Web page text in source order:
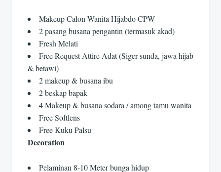
Makeup Calon Wanita Hijabdo CPW
2 pasang busana pengantin (termasuk akad)
Fresh Melati
Free Request Attire Adat (Siger sunda, jawa hijab
& betawi)
2 makeup & busana ibu
2 beskap bapak
4 Makeup & busana sodara / among tamu wanita
Free Softlens
Free Kuku Palsu
Decoration
Pelaminan 8-10 Meter bunga hidup